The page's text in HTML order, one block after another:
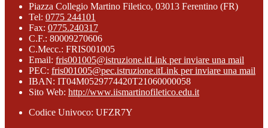
Piazza Collegio Martino Filetico, 03013 Ferentino (FR)
Tel: 0775 244101
Fax: 0775.240317
C.F.: 80009270606
C.Mecc.: FRIS001005
Email: fris001005@istruzione.itLink per inviare una mail
PEC: fris001005@pec.istruzione.itLink per inviare una mail
IBAN: IT04M0529774420T21060000058
Sito Web: http://www.iismartinofiletico.edu.it
Codice Univoco: UFZR7Y